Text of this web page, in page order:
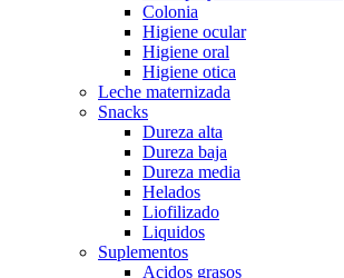
Colonia
Higiene ocular
Higiene oral
Higiene otica
Leche maternizada
Snacks
Dureza alta
Dureza baja
Dureza media
Helados
Liofilizado
Liquidos
Suplementos
Acidos grasos